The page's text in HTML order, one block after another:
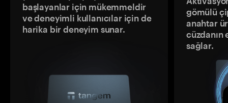
başlayanlar için mükemmeldir
ve deneyimli kullanıcılar için de
harika bir deneyim sunar.
gömülü
anahtar
sağlar.